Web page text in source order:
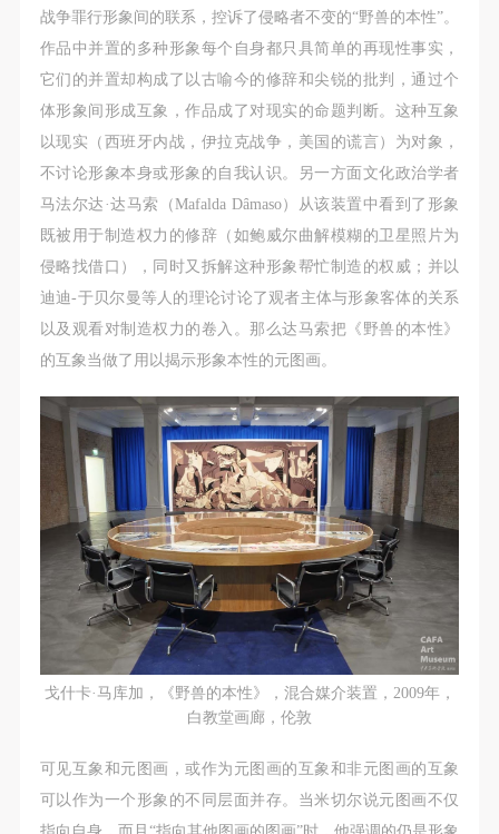
战争罪行形象间的联系，控诉了侵略者不变的“野兽的本性”。
作品中并置的多种形象每个自身都只具简单的再现性事实，
它们的并置却构成了以古喻今的修辞和尖锐的批判，通过个
体形象间形成互象，作品成了对现实的命题判断。这种互象
以现实（西班牙内战，伊拉克战争，美国的谎言）为对象，
不讨论形象本身或形象的自我认识。另一方面文化政治学者
马法尔达·达马索（Mafalda Dȃmaso）从该装置中看到了形象
既被用于制造权力的修辞（如鲍威尔曲解模糊的卫星照片为
侵略找借口），同时又拆解这种形象帮忙制造的权威；并以
迪迪-于贝尔曼等人的理论讨论了观者主体与形象客体的关系
以及观看对制造权力的卷入。那么达马索把《野兽的本性》
的互象当做了用以揭示形象本性的元图画。
戈什卡·马库加，《野兽的本性》，混合媒介装置，2009年，
白教堂画廊，伦敦
可见互象和元图画，或作为元图画的互象和非元图画的互象
可以作为一个形象的不同层面并存。当米切尔说元图画不仅